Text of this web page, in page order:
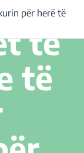
për herë të parë?
të
të
për herë të